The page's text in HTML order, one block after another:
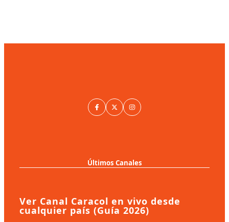
Últimos Canales
Ver Canal Caracol en vivo desde
cualquier país (Guía 2026)